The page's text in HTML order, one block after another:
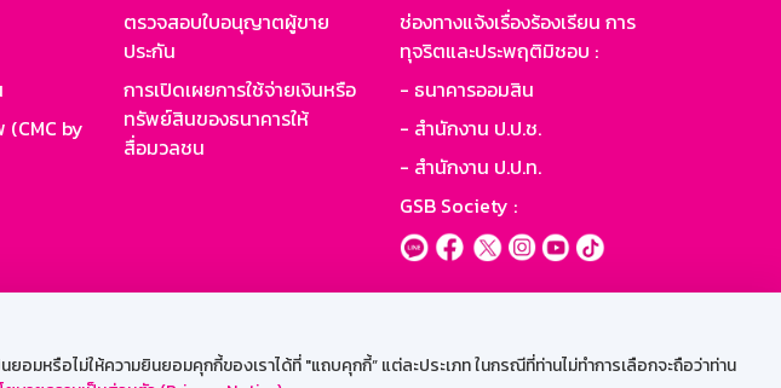
มหรือไม่ให้ความยินยอมคุกกี้ของเราได้ที่ "แถบคุกกี้” แต่ละประเภท ในกรณีที่ท่านไม่ทำการเลือกจะถือว่าท่าน
(CMC by
ตรวจสอบใบอนุญาตผู้ขาย
ประกัน
การเปิดเผยการใช้จ่ายเงินหรือ
ทรัพย์สินของธนาคารให้
สื่อมวลชน
ช่องทางแจ้งเรื่องร้องเรียน การ
ทุจริตและประพฤติมิชอบ :
- ธนาคารออมสิน
- สำนักงาน ป.ป.ช.
- สำนักงาน ป.ป.ท.
GSB Society :